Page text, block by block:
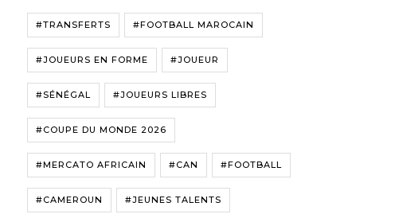
#TRANSFERTS #FOOTBALL MAROCAIN
#JOUEURS EN FORME #JOUEUR
#SÉNÉGAL #JOUEURS LIBRES
#COUPE DU MONDE 2026
#MERCATO AFRICAIN #CAN #FOOTBALL
#CAMEROUN #JEUNES TALENTS